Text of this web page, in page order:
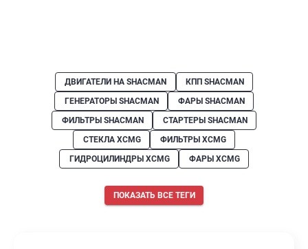
ДВИГАТЕЛИ НА SHACMAN
КПП SHACMAN
ГЕНЕРАТОРЫ SHACMAN
ФАРЫ SHACMAN
ФИЛЬТРЫ SHACMAN
СТАРТЕРЫ SHACMAN
СТЕКЛА XCMG
ФИЛЬТРЫ XCMG
ГИДРОЦИЛИНДРЫ XCMG
ФАРЫ XCMG
ПОКАЗАТЬ ВСЕ ТЕГИ